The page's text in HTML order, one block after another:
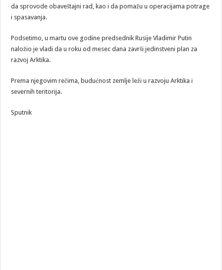
da sprovode obaveštajni rad, kao i da pomažu u operacijama potrage
i spasavanja.
Podsetimo, u martu ove godine predsednik Rusije Vladimir Putin
naložio je vladi da u roku od mesec dana završi jedinstveni plan za
razvoj Arktika.
Prema njegovim rečima, budućnost zemlje leži u razvoju Arktika i
severnih teritorija.
Sputnik